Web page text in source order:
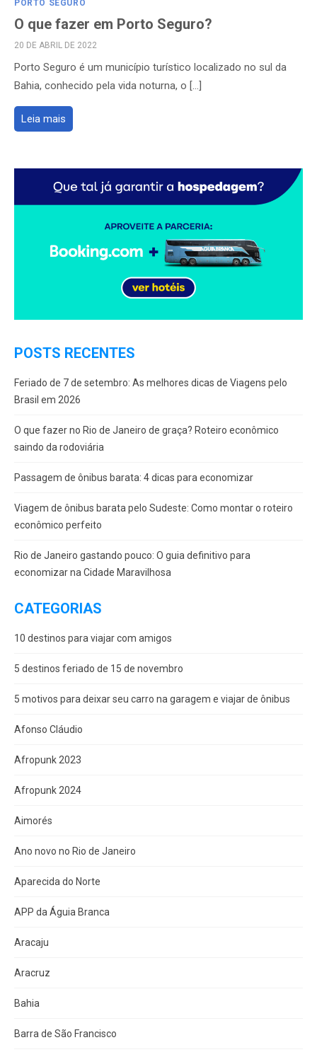
PORTO SEGURO
O que fazer em Porto Seguro?
POSTED
20 DE ABRIL DE 2022
Porto Seguro é um município turístico localizado no sul da
Bahia, conhecido pela vida noturna, o […]
Leia mais
POSTS RECENTES
Feriado de 7 de setembro: As melhores dicas de Viagens pelo
Brasil em 2026
O que fazer no Rio de Janeiro de graça? Roteiro econômico
saindo da rodoviária
Passagem de ônibus barata: 4 dicas para economizar
Viagem de ônibus barata pelo Sudeste: Como montar o roteiro
econômico perfeito
Rio de Janeiro gastando pouco: O guia definitivo para
economizar na Cidade Maravilhosa
CATEGORIAS
10 destinos para viajar com amigos
5 destinos feriado de 15 de novembro
5 motivos para deixar seu carro na garagem e viajar de ônibus
Afonso Cláudio
Afropunk 2023
Afropunk 2024
Aimorés
Ano novo no Rio de Janeiro
Aparecida do Norte
APP da Águia Branca
Aracaju
Aracruz
Bahia
Barra de São Francisco